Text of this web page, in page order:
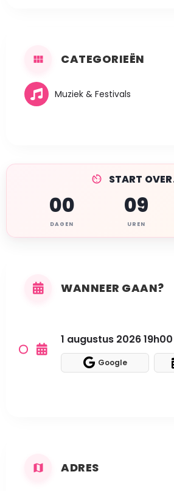
CATEGORIEËN
Muziek & Festivals
START
00
DAGEN
09
UREN
WANNEER GAAN?
1 augustus 2026
Google
ADRES